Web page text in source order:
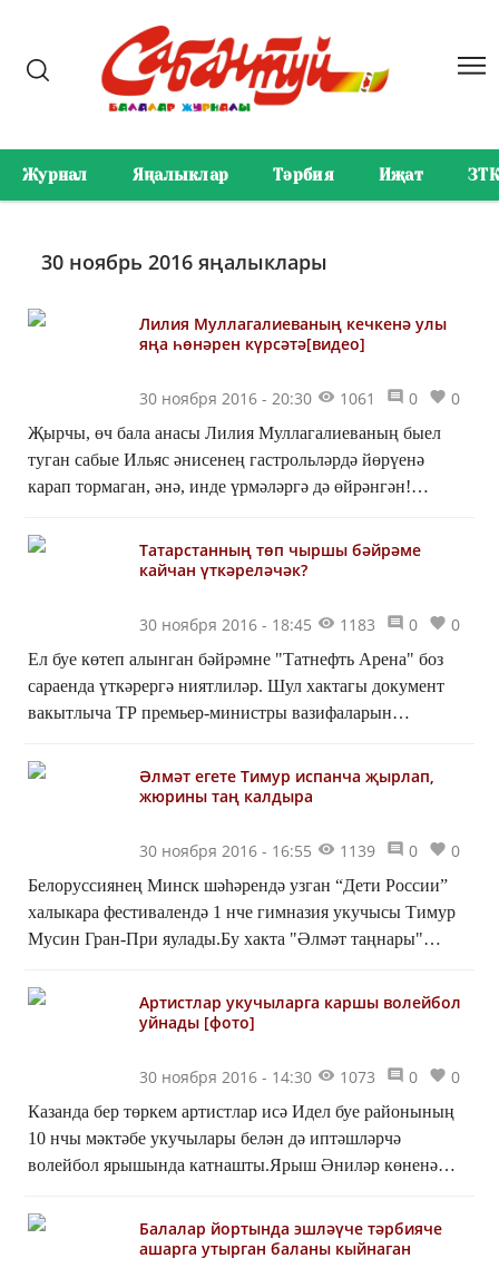
Журнал Яңалыклар Тәрбия Иҗат ЗТК
30 ноябрь 2016 яңалыклары
Лилия Муллагалиеваның кечкенә улы
яңа һөнәрен күрсәтә[видео]
30 ноября 2016 - 20:30 1061 0 0
Җырчы, өч бала анасы Лилия Муллагалиеваның быел
туган сабые Ильяс әнисенең гастрольләрдә йөрүенә
карап тормаган, әнә, инде үрмәләргә дә өйрәнгән!
taken-b...
Татарстанның төп чыршы бәйрәме
кайчан үткәреләчәк?
30 ноября 2016 - 18:45 1183 0 0
Ел буе көтеп алынган бәйрәмне "Татнефть Арена" боз
сараенда үткәрергә ниятлиләр. Шул хактагы документ
вакытлыча ТР премьер-министры вазифаларын
имзаланган.Республи...Әлмәт егете Тимур испанча җырлап,
жюрины таң калдыра
30 ноября 2016 - 16:55 1139 0 0
Белоруссиянең Минск шәһәрендә узган “Дети России”
халыкара фестивалендә 1 нче гимназия укучысы Тимур
Мусин Гран-При яулады.Бу хакта "Әлмәт таңнары"
Артистлар укучыларга каршы волейбол
уйнады [фото]
30 ноября 2016 - 14:30 1073 0 0
Казанда бер төркем артистлар исә Идел буе районының
10 нчы мәктәбе укучылары белән дә иптәшләрчә
волейбол ярышында катнашты.Ярыш Әниләр көненә
белән үр...
Балалар йортында эшләүче тәрбияче
ашарга утырган баланы кыйнаган